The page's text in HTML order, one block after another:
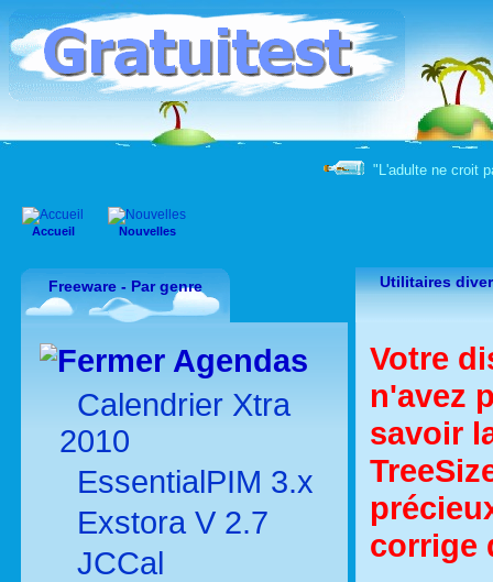
"L'adulte ne croit
Accueil Nouvelles
Freeware - Par genre
Agendas
Calendrier Xtra
2010
EssentialPIM 3.x
Exstora V 2.7
JCCal
Utilitaires
Votre
n'avez
savoir
corrige